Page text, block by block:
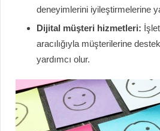
deneyimlerini iyileştirmelerine
Dijital müşteri hizmetleri:
aracılığıyla müşterilerine
yardımcı olur.